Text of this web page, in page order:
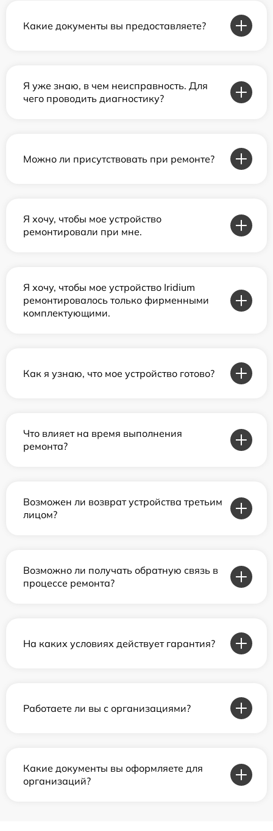
Какие документы вы предоставляете?
Я уже знаю, в чем неисправность. Для
чего проводить диагностику?
Можно ли присутствовать при ремонте?
Я хочу, чтобы мое устройство
ремонтировали при мне.
Я хочу, чтобы мое устройство Iridium
ремонтировалось только фирменными
комплектующими.
Как я узнаю, что мое устройство готово?
Что влияет на время выполнения
ремонта?
Возможен ли возврат устройства третьим
лицом?
Возможно ли получать обратную связь в
процессе ремонта?
На каких условиях действует гарантия?
Работаете ли вы с организациями?
Какие документы вы оформляете для
организаций?